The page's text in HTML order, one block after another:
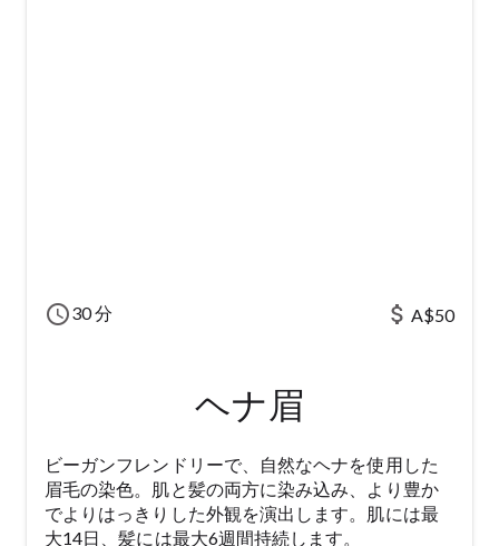
schedule30 分 attach_money A$50
ヘナ眉
ビーガンフレンドリーで、自然なヘナを使用した
眉毛の染色。肌と髪の両方に染み込み、より豊か
でよりはっきりした外観を演出します。肌には最
大14日、髪には最大6週間持続します。